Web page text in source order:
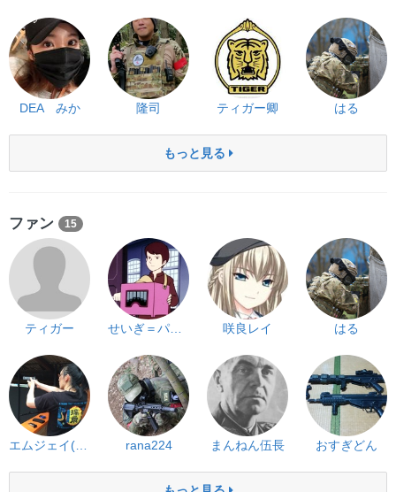
DEA みか 隆司 ティガー卿 はる
もっと見る
ファン 15
ティガー 咲良レイ はる
rana224 まんねん伍長 おすぎどん